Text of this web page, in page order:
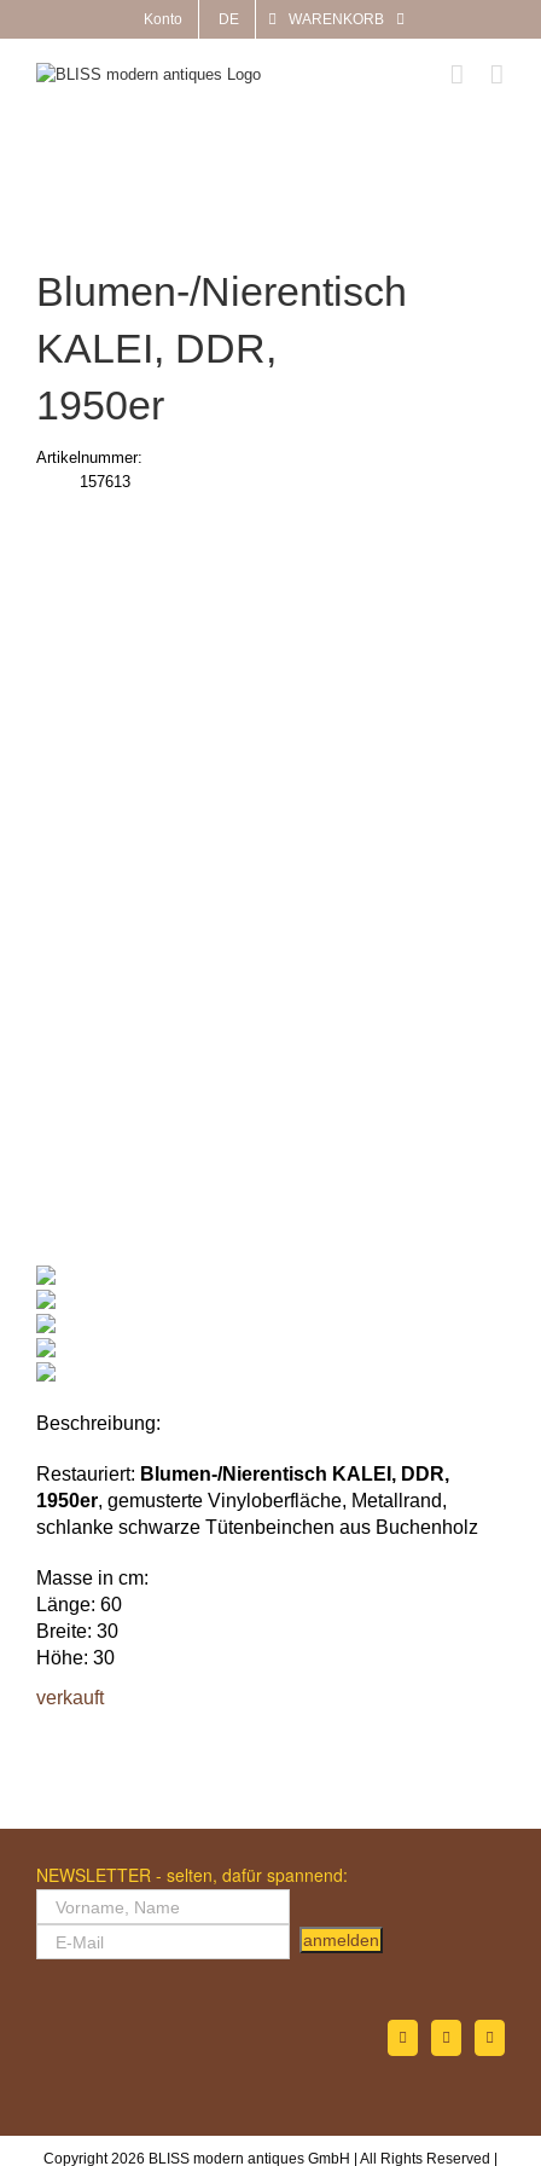
Inhalt
springen
Konto DE WARENKORB
Blumen-/Nierentisch
KALEI, DDR,
1950er
Artikelnummer:
157613
Beschreibung:
Restauriert: Blumen-/Nierentisch KALEI, DDR,
1950er, gemusterte Vinyloberfläche, Metallrand,
schlanke schwarze Tütenbeinchen aus Buchenholz
Masse in cm:
Länge: 60
Breite: 30
Höhe: 30
verkauft
NEWSLETTER - selten, dafür spannend:
anmelden
Copyright 2026 BLISS modern antiques GmbH | All Rights Reserved |